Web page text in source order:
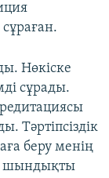
сұраған.
Нөкіске
сұрады.
Тәртіпсіздік
беру менің
шындықты